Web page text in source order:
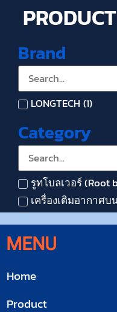
Brand
LONGTECH (1)
Category
รูทโบลเวอร์ (Root
เครื่องเติมอากาศบ
MENU
Home
Product